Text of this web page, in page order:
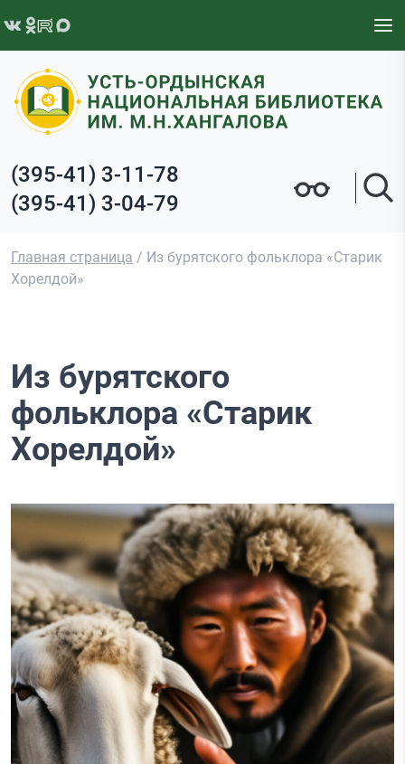
(395-41) 3-11-78
(395-41) 3-04-79
Главная страница / Из бурятского фольклора «Старик
Хорелдой»
Из бурятского
фольклора «Старик
Хорелдой»